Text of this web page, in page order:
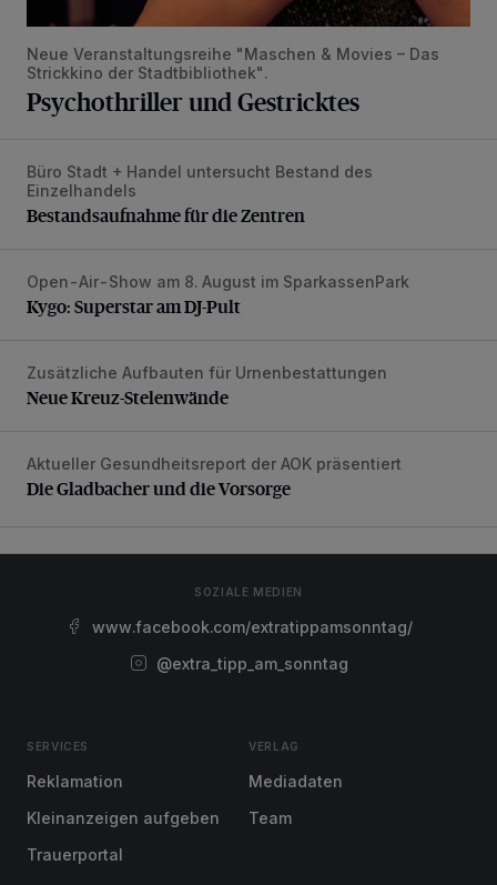
Neue Veranstaltungsreihe "Maschen & Movies – Das
Strickkino der Stadtbibliothek".
Psychothriller und Gestricktes
Bestandsaufnahme für die Zentren
Büro Stadt + Handel untersucht Bestand des
Einzelhandels
Bestandsaufnahme für die Zentren
Kygo: Superstar am DJ-Pult
Open-Air-Show am 8. August im SparkassenPark
Kygo: Superstar am DJ-Pult
Neue Kreuz-Stelenwände
Zusätzliche Aufbauten für Urnenbestattungen
Neue Kreuz-Stelenwände
Die Gladbacher und die Vorsorge
Aktueller Gesundheitsreport der AOK präsentiert
Die Gladbacher und die Vorsorge
SOZIALE MEDIEN
www.facebook.com/extratippamsonntag/
@extra_tipp_am_sonntag
SERVICES
Reklamation
Kleinanzeigen aufgeben
Trauerportal
VERLAG
Mediadaten
Team